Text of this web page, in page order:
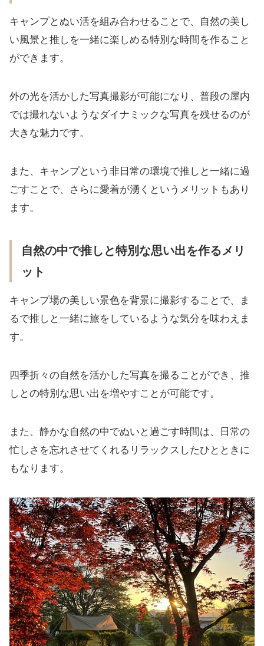
キャンプとぬい活を組み合わせることで、自然の美し
い風景と推しを一緒に楽しめる特別な時間を作ること
ができます。
外の光を活かした写真撮影が可能になり、普段の屋内
では撮れないようなダイナミックな写真を残せるのが
大きな魅力です。
また、キャンプという非日常の環境で推しと一緒に過
ごすことで、さらに愛着が湧くというメリットもあり
ます。
自然の中で推しと特別な思い出を作るメリ
ット
キャンプ場の美しい景色を背景に撮影することで、ま
るで推しと一緒に旅をしているような気分を味わえま
す。
四季折々の自然を活かした写真を撮ることができ、推
しとの特別な思い出を増やすことが可能です。
また、静かな自然の中でぬいと過ごす時間は、日常の
忙しさを忘れさせてくれるリラックスしたひとときに
もなります。